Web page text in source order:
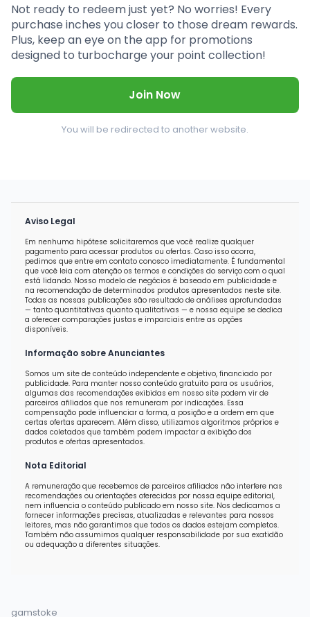
Not ready to redeem just yet? No worries! Every
purchase inches you closer to those dream rewards.
Plus, keep an eye on the app for promotions
designed to turbocharge your point collection!
Join Now
You will be redirected to another website.
Aviso Legal
Em nenhuma hipótese solicitaremos que você realize qualquer
pagamento para acessar produtos ou ofertas. Caso isso ocorra,
pedimos que entre em contato conosco imediatamente. É fundamental
que você leia com atenção os termos e condições do serviço com o qual
está lidando. Nosso modelo de negócios é baseado em publicidade e
na recomendação de determinados produtos apresentados neste site.
Todas as nossas publicações são resultado de análises aprofundadas
— tanto quantitativas quanto qualitativas — e nossa equipe se dedica
a oferecer comparações justas e imparciais entre as opções
disponíveis.
Informação sobre Anunciantes
Somos um site de conteúdo independente e objetivo, financiado por
publicidade. Para manter nosso conteúdo gratuito para os usuários,
algumas das recomendações exibidas em nosso site podem vir de
parceiros afiliados que nos remuneram por indicações. Essa
compensação pode influenciar a forma, a posição e a ordem em que
certas ofertas aparecem. Além disso, utilizamos algoritmos próprios e
dados coletados que também podem impactar a exibição dos
produtos e ofertas apresentados.
Nota Editorial
A remuneração que recebemos de parceiros afiliados não interfere nas
recomendações ou orientações oferecidas por nossa equipe editorial,
nem influencia o conteúdo publicado em nosso site. Nos dedicamos a
fornecer informações precisas, atualizadas e relevantes para nossos
leitores, mas não garantimos que todos os dados estejam completos.
Também não assumimos qualquer responsabilidade por sua exatidão
ou adequação a diferentes situações.
gamstoke